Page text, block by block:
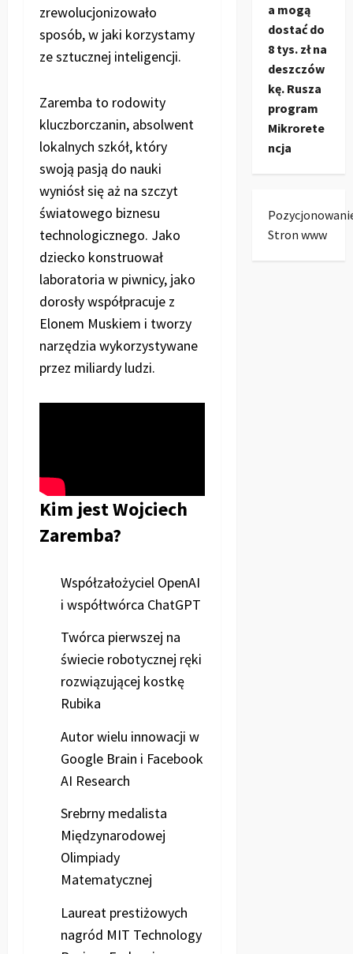
zrewolucjonizowało
sposób, w jaki korzystamy
ze sztucznej inteligencji.
Zaremba to rodowity
kluczborczanin, absolwent
lokalnych szkół, który
swoją pasją do nauki
wyniósł się aż na szczyt
światowego biznesu
technologicznego. Jako
dziecko konstruował
laboratoria w piwnicy, jako
dorosły współpracuje z
Elonem Muskiem i tworzy
narzędzia wykorzystywane
przez miliardy ludzi.
Kim jest Wojciech
Zaremba?
Współzałożyciel OpenAI
i współtwórca ChatGPT
Twórca pierwszej na
świecie robotycznej ręki
rozwiązującej kostkę
Rubika
Autor wielu innowacji w
Google Brain i Facebook
AI Research
Srebrny medalista
Międzynarodowej
Olimpiady
Matematycznej
Laureat prestiżowych
nagród MIT Technology
a mogą
dostać do
8 tys. zł na
deszczów
kę. Rusza
program
Mikrorete
ncja
Stron www